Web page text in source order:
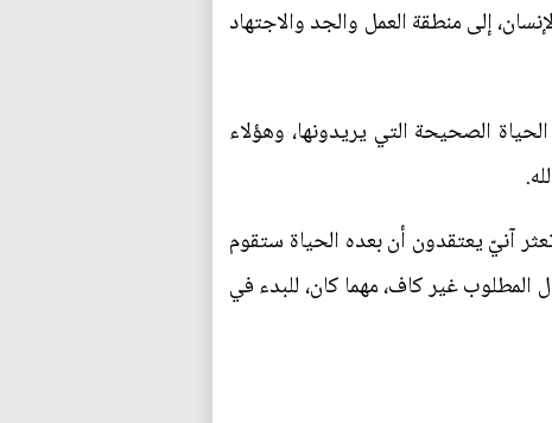
إلى منطقة العمل والجد والاجتهاد
الصحيحة التي يريدونها، وهؤلاء
آنيّ يعتقدون أن بعده الحياة ستقوم
غير كاف، مهما كان، للبدء في